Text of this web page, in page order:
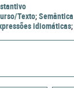
Texto;Semântica
idiomáticas;